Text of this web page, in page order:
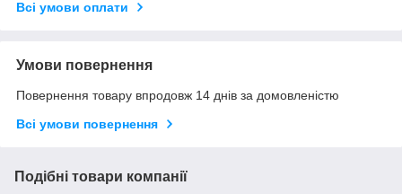
Всі умови оплати
Умови повернення
Повернення товару впродовж 14 днів за домовленістю
Всі умови повернення
Подібні товари компанії